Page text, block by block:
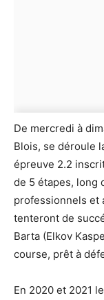
De mercredi à
Blois, se déroule
épreuve 2.2
de 5 étapes, long
professionnels et
tenteront de
Barta (Elkov
course, prêt à
En 2020 et 2021